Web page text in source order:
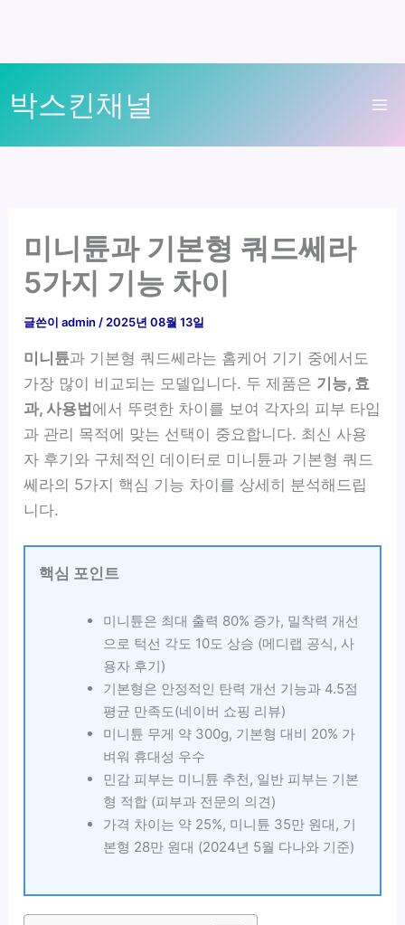
텐
로
박스킨채널
미니튠과 기본형 쿼드쎄라
5가지 기능 차이
글쓴이admin / 2025년 08월 13일
미니튠과 기본형 쿼드쎄라는 홈케어 기기 중에서도
가장 많이 비교되는 모델입니다. 두 제품은 기능, 효
과, 사용법에서 뚜렷한 차이를 보여 각자의 피부 타입
과 관리 목적에 맞는 선택이 중요합니다. 최신 사용
자 후기와 구체적인 데이터로 미니튠과 기본형 쿼드
쎄라의 5가지 핵심 기능 차이를 상세히 분석해드립
니다.
핵심 포인트
미니튠은 최대 출력 80% 증가, 밀착력 개선
으로 턱선 각도 10도 상승 (메디랩 공식, 사
용자 후기)
기본형은 안정적인 탄력 개선 기능과 4.5점
평균 만족도(네이버 쇼핑 리뷰)
미니튠 무게 약 300g, 기본형 대비 20% 가
벼워 휴대성 우수
민감 피부는 미니튠 추천, 일반 피부는 기본
형 적합 (피부과 전문의 의견)
가격 차이는 약 25%, 미니튠 35만 원대, 기
본형 28만 원대 (2024년 5월 다나와 기준)